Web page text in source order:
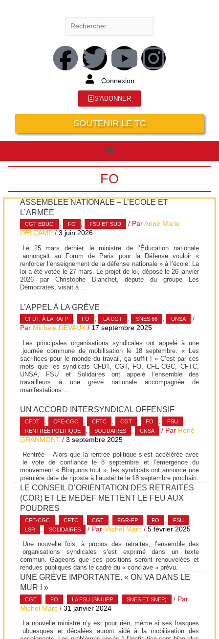
Connexion
S'ABONNER
SOUTENIR LE TC
FO
ASSEMBLÉE NATIONALE – L’ÉCOLE ET
L’ARMÉE
CGT EDUC’ , FO , FSU ET SUD / ParAnne Marie
DELCAMP /3 juin 2026
Le 25 mars dernier, le ministre de l’Éducation nationale
annonçait au Forum de Paris pour la Défense vouloir «
renforcer l’enseignement de la défense nationale » à l’école. La
loi a été votée le 27 mars. Le projet de loi, déposé le 26 janvier
2026 par Christophe Blanchet, député du groupe Les
Démocrates, visait à …
L’APPEL À LA GRÈVE
CFDT. À LA RATP FO LA CGT SNES 66 UNSA
/
Par Michèle DEVAUX / 17 septembre 2025
Les principales organisations syndicales ont appelé à une
journée commune de mobilisation le 18 septembre. « Les
sacrifices pour le monde du travail, ça suffit ! » C’est par ces
mots que les syndicats CFDT, CGT, FO, CFE-CGC, CFTC,
UNSA, FSU et Solidaires ont appelé l’ensemble des
travailleurs à une grève nationale accompagnée de
manifestations …
UN ACCORD INTERSYNDICAL OFFENSIF
CFDT CFE-CGC CFTC CGT FO FSU
RENTRÉE POLITIQUE SOLIDAIRES UNSA / Par René
GRANMONT /3 septembre 2025
Rentrée – Alors que la rentrée politique s’est accélérée avec
le vote de confiance le 8 septembre et l’émergence du
mouvement « Bloquons tout », les syndicats ont annoncé une
première date de riposte à l’austérité le 18 septembre prochain.
LE CONSEIL D’ORIENTATION DES RETRAITES
(COR) ET LE MEDEF METTENT LE FEU AUX
POUDRES
CFE-CGC CFTC CGT FGR-FP FO FSU
LSR SOLIDAIRES / Par Michel Marc /5 février 2025
Une nouvelle fois, à propos des retraites, l’ensemble des
organisations syndicales s’est exprimé dans un texte
commun. Gageons que ces positions seront renouvelées et
rendues publiques dans le cadre du « conclave » prévu.
UNE GRÈVE IMPORTANTE. « ON VA DANS LE
MUR ! »
CGT FO LA FSU (SNUIPP SNES ET SNEP)
/ Par
Michel Marc /31 janvier 2024
La nouvelle ministre n’y est pour rien, même si ses frasques
ubuesques et décalées auront aidé à la mobilisation des